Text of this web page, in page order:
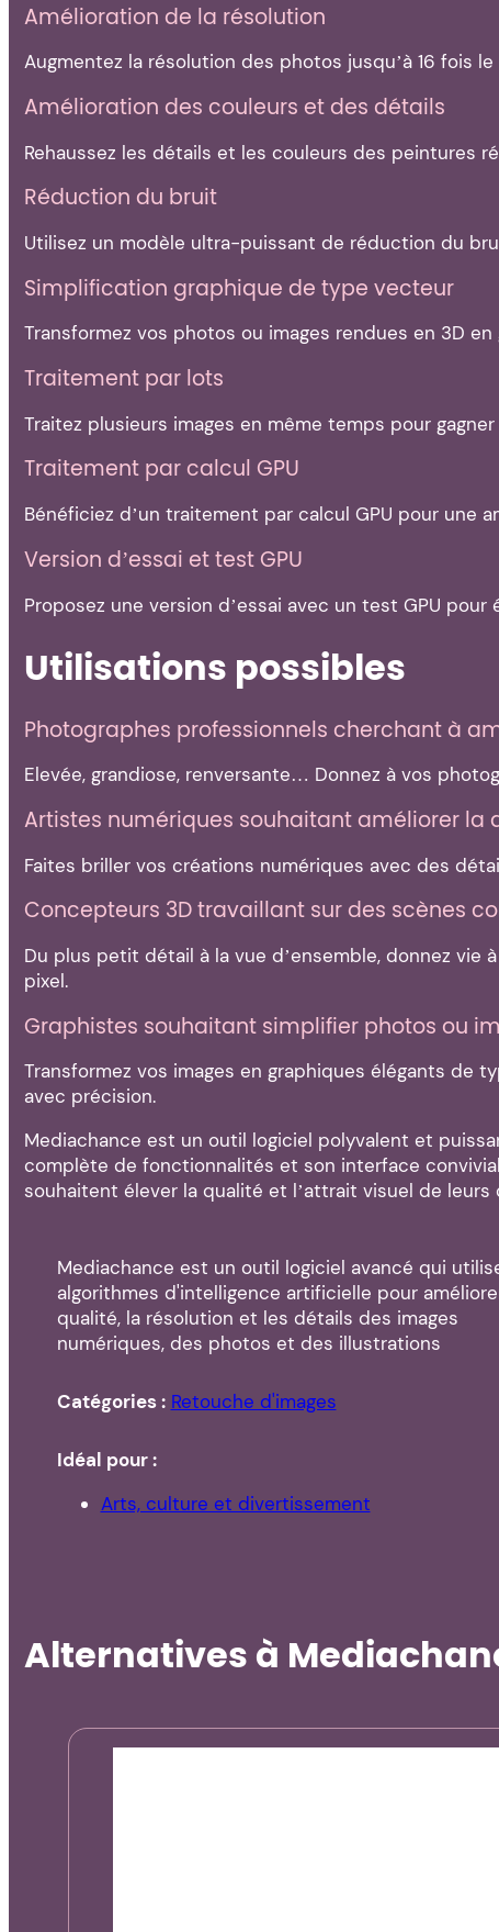
Amélioration de la résolution
Augmentez la résolution des photos jusqu’à 16 fois
Amélioration des couleurs et des détails
Rehaussez les détails et les couleurs des peintures
Réduction du bruit
Utilisez un modèle ultra-puissant de réduction du
Simplification graphique de type vecteur
Transformez vos photos ou images rendues en 3D
Traitement par lots
Traitez plusieurs images en même temps pour
Traitement par calcul GPU
Bénéficiez d’un traitement par calcul GPU pour une
Version d’essai et test GPU
Proposez une version d’essai avec un test GPU
Utilisations possibles
Photographes professionnels cherchant à
Elevée, grandiose, renversante… Donnez à vos
Artistes numériques souhaitant améliorer la
Faites briller vos créations numériques avec des
Concepteurs 3D travaillant sur des scènes
Du plus petit détail à la vue d’ensemble, donnez
pixel.
Graphistes souhaitant simplifier photos ou
Transformez vos images en graphiques élégants de
avec précision.
Mediachance est un outil logiciel polyvalent et
complète de fonctionnalités et son interface
souhaitent élever la qualité et l’attrait visuel de leurs
Mediachance est un outil logiciel avancé qui
algorithmes d'intelligence artificielle pour
qualité, la résolution et les détails des images
numériques, des photos et des illustrations
Catégories : Retouche d'images
Idéal pour :
Arts, culture et divertissement
Alternatives à